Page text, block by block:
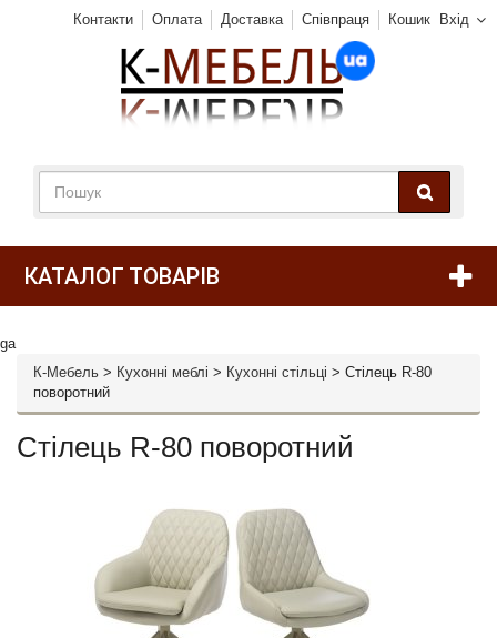
Вхід
Контакти Оплата Доставка Співпраця Кошик
КАТАЛОГ ТОВАРІВ
ga
К-Мебель > Кухонні меблі > Кухонні стільці > Стілець R-80
поворотний
Стілець R-80 поворотний